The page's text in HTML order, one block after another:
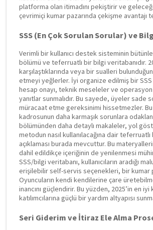
platforma olan itimadını pekiştirir ve
çevrimiçi kumar pazarında çekişme
SSS (En Çok Sorulan Sorular) ve
Verimli bir kullanıcı destek sisteminin
bölümü ve teferruatlı bir bilgi veritabanıdır.
karşılaştıklarında veya bir sualleri
etmeyi yeğlerler. İyi organize edilmiş bir
hesap onayı, teknik meseleler ve operasyon
yanıtlar sunmalıdır. Bu sayede, üyeler sade
müracaat etme gereksinimi hissetmezler. Bu
kadrosunun daha karmaşık sorunlara
bölümünden daha detaylı makaleler, yol
metodun nasıl kullanılacağına dair
açıklaması burada mevcuttur. Bu
dahil edildikçe içeriğinin de yenilenmesi
SSS/bilgi veritabanı, kullanıcıların aradığı
erişilebilir self-servis seçenekleri, bir
Oyuncuların kendi kendilerine çare
inancını güçlendirir. Bu yüzden, 2025’in en
katılımcılarına güçlü bir yardım altyapısı
Seri Giderim ve İtiraz Ele Alma